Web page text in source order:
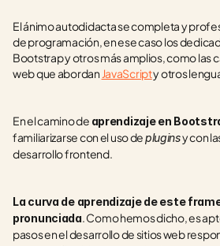
El ánimo autodidacta se completa y
de programación, en ese caso los
Bootstrap y otros más amplios, como las
web que abordan JavaScript y otros
En el camino de aprendizaje en
familiarizarse con el uso de plugins y con
desarrollo frontend.
La curva de aprendizaje de este
pronunciada. Como hemos dicho, es
pasos en el desarrollo de sitios web